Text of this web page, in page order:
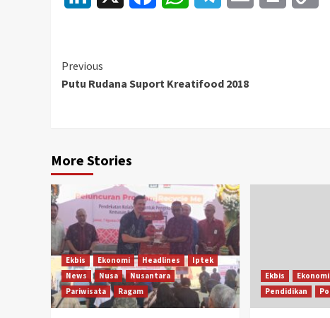
Continue
Reading
Previous
Putu Rudana Suport Kreatifood 2018
More Stories
Ekbis Ekonomi Headlines
Iptek
News
Nusa
Nusantara
Pariwisata
Ragam
Ekbis Ekonomi
Pendidikan